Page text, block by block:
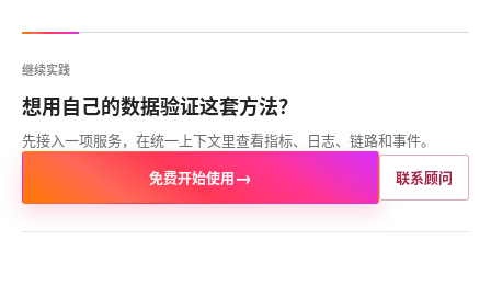
继续实践
想用自己的数据验证这套方法？
先接入一项服务，在统一上下文里查看指标、日志、链路和事件。
免费开始使用→ 联系顾问